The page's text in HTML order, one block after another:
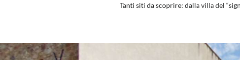
Tanti siti da scoprire: dalla villa del